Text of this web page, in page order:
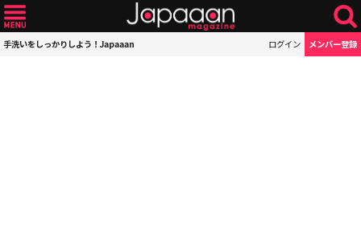
手洗いをしっかりしよう！Japaaan ログイン メンバー登録